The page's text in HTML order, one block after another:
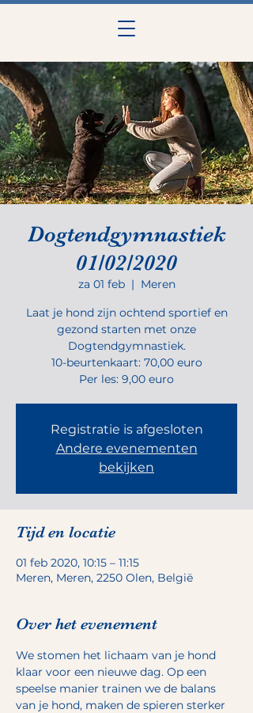
Dogtendgymnastiek
01/02/2020
za 01 feb
  |
Meren
Laat je hond zijn ochtend sportief en
gezond starten met onze
Dogtendgymnastiek.
10-beurtenkaart: 70,00 euro
Per les: 9,00 euro
Registratie is afgesloten
Andere evenementen
bekijken
Tijd en locatie
01 feb 2020, 10:15 – 11:15
Meren, Meren, 2250 Olen, België
Over het evenement
We stomen het lichaam van je hond
klaar voor een nieuwe dag. Op een
speelse manier trainen we de balans
van je hond, maken de spieren sterker